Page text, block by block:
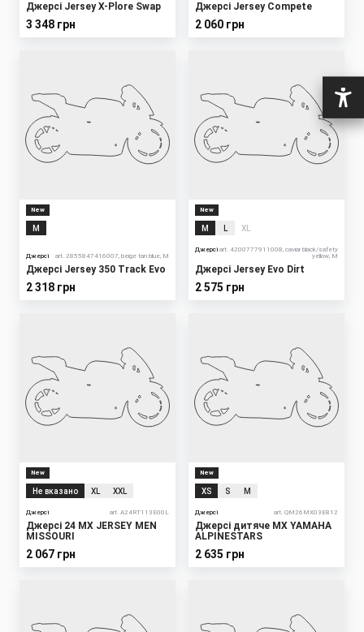
Джерсі Jersey X-Plore Swap
3 348 грн
Джерсі Jersey Compete
2 060 грн
New
M
Джерсі art. 2855847416007, beige tan blue, M
Джерсі Jersey 350 Track Evo
2 318 грн
New
M XL
Джерсі art. 4200777911008, caviar black/safety
yellow, M
Джерсі Jersey Evo Dirt
2 575 грн
New
Не вказано XL XXL
Джерсі art. A24RT113E00L
Джерсі 24 MX JERSEY MEN
MISSOURI
2 067 грн
New
XS S M
Джерсі art. QM26MX03E812
Джерсі дитяче MX YAMAHA
ALPINESTARS
2 635 грн